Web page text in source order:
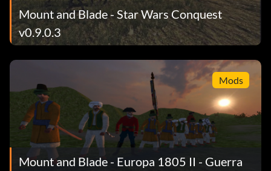
Mount and Blade - Star Wars Conquest
v0.9.0.3
Mods
Mount and Blade - Europa 1805 II - Guerra